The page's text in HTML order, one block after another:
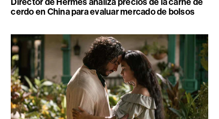
cerdo en China para evaluar mercado de bolsos